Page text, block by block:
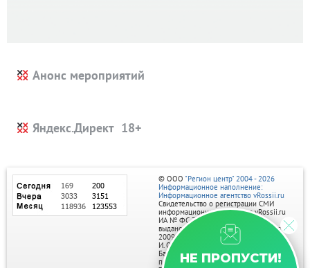
Анонс мероприятий
Яндекс.Директ
НЕ ПРОПУСТИ!
© ООО "Регион центр" 2004 - 2026
Информационное наполнение:
Информационное агентство vRossii.ru
Свидетельство о регистрации СМИ
информационного агентства vRossii.ru
ИА № ФС 77‑35502
выдано РОСКОМНАДЗОРом 04 марта
2009г.
И. О. Главного редактора Нарыков А. Н.
Баннеры на портале размещаются на
правах рекламы.